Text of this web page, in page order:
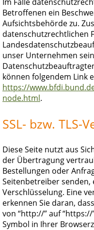
Betroffenen ein
Aufsichtsbehörde zu.
datenschutzrechtlichen
unser Unternehmen
können folgendem Link
https://
node.html.
SSL- bzw. TLS-
Diese Seite nutzt aus
der Übertragung
Bestellungen oder
Seitenbetreiber senden,
Verschlüsselung. Eine
erkennen Sie daran,
von “http://” auf
Symbol in Ihrer